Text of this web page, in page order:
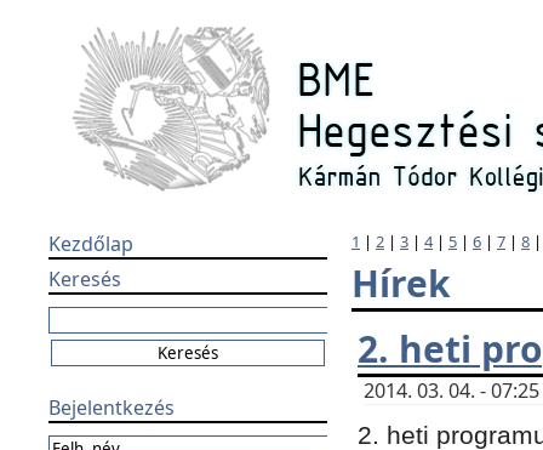
Kezdőlap
Keresés
Bejelentkezés
1 | 2 | 3 | 4| 5 | 6 | 7 | 8
Hírek
2. heti
2014. 03. 04. -
2. heti